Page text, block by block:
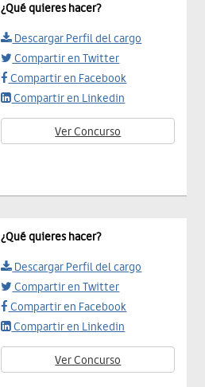
¿Qué quieres hacer?
Descargar Perfil del cargo
Compartir en Twitter
Compartir en Facebook
Compartir en Linkedin
Ver Concurso
¿Qué quieres hacer?
Descargar Perfil del cargo
Compartir en Twitter
Compartir en Facebook
Compartir en Linkedin
Ver Concurso